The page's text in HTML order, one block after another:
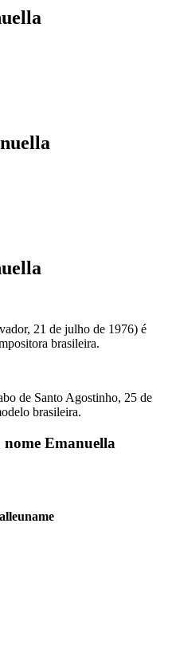
21 de julho de 1976) é
brasileira.
de Santo Agostinho, 25 de
brasileira.
nome Emanuella
alleuname